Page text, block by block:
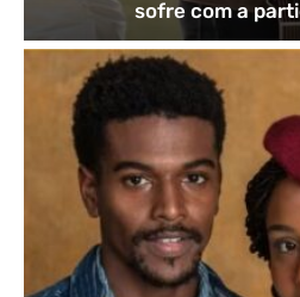
sofre com a